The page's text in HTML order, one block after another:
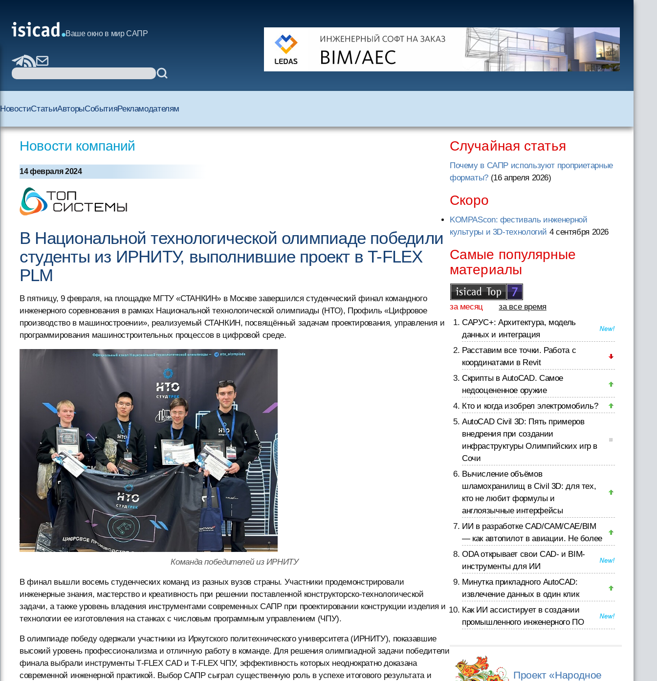
Ваше окно в мир САПР
НовостиСтатьиАвторыСобытияРекламодателям
Новости компаний
14 февраля 2024
В Национальной технологической олимпиаде победили
студенты из ИРНИТУ, выполнившие проект в T-FLEX
PLM
В пятницу, 9 февраля, на площадке МГТУ «СТАНКИН» в Москве завершился студенческий финал командного
инженерного соревнования в рамках Национальной технологической олимпиады (НТО), Профиль «Цифровое
производство в машиностроении», реализуемый СТАНКИН, посвящённый задачам проектирования, управления и
программирования машиностроительных процессов в цифровой среде.
Команда победителей из ИРНИТУ
В финал вышли восемь студенческих команд из разных вузов страны. Участники продемонстрировали
инженерные знания, мастерство и креативность при решении поставленной конструкторско-технологической
задачи, а также уровень владения инструментами современных САПР при проектировании конструкции изделия и
технологии ее изготовления на станках с числовым программным управлением (ЧПУ).
В олимпиаде победу одержали участники из Иркутского политехнического университета (ИРНИТУ), показавшие
высокий уровень профессионализма и отличную работу в команде. Для решения олимпиадной задачи победители
финала выбрали инструменты T‑FLEX CAD и T‑FLEX ЧПУ, эффективность которых неоднократно доказана
современной инженерной практикой. Выбор САПР сыграл существенную роль в успехе итогового результата и
Случайная статья
Почему в САПР используют проприетарные
форматы? (16 апреля 2026)
Скоро
KOMPAScon: фестиваль инженерной
культуры и 3D-технологий 4 сентября 2026
Самые популярные
материалы
за месяц
за все время
САРУС+: Архитектура, модель
данных и интеграция
Расставим все точки. Работа с
координатами в Revit
Скрипты в AutoCAD. Самое
недооцененное оружие
Кто и когда изобрел электромобиль?
AutoCAD Civil 3D: Пять примеров
внедрения при создании
инфраструктуры Олимпийских игр в
Сочи
Вычисление объёмов
шламохранилищ в Civil 3D: для тех,
кто не любит формулы и
англоязычные интерфейсы
ИИ в разработке CAD/CAM/CAE/BIM
— как автопилот в авиации. Не более
ODA открывает свои CAD- и BIM-
инструменты для ИИ
Минутка прикладного AutoCAD:
извлечение данных в один клик
Как ИИ ассистирует в создании
промышленного инженерного ПО
Проект «Народное